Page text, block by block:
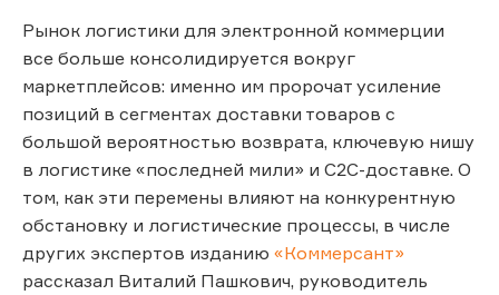
Рынок логистики для электронной коммерции
все больше консолидируется вокруг
маркетплейсов: именно им пророчат усиление
позиций в сегментах доставки товаров с
большой вероятностью возврата, ключевую нишу
в логистике «последней мили» и C2C-доставке. О
том, как эти перемены влияют на конкурентную
обстановку и логистические процессы, в числе
других экспертов изданию «Коммерсант»
рассказал Виталий Пашкович, руководитель